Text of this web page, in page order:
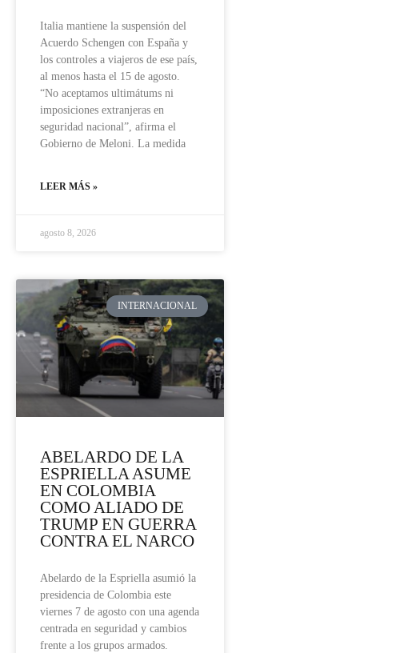
Italia mantiene la suspensión del
Acuerdo Schengen con España y
los controles a viajeros de ese país,
al menos hasta el 15 de agosto.
“No aceptamos ultimátums ni
imposiciones extranjeras en
seguridad nacional”, afirma el
Gobierno de Meloni. La medida
LEER MÁS »
agosto 8, 2026
INTERNACIONAL
ABELARDO DE LA
ESPRIELLA ASUME
EN COLOMBIA
COMO ALIADO DE
TRUMP EN GUERRA
CONTRA EL NARCO
Abelardo de la Espriella asumió la
presidencia de Colombia este
viernes 7 de agosto con una agenda
centrada en seguridad y cambios
frente a los grupos armados.